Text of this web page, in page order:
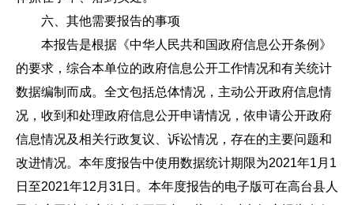
六、其他需要报告的事项
本报告是根据《中华人民共和国政府信息公开条例》
的要求，综合本单位的政府信息公开工作情况和有关统计
数据编制而成。全文包括总体情况，主动公开政府信息情
况，收到和处理政府信息公开申请情况，依申请公开政府
信息情况及相关行政复议、诉讼情况，存在的主要问题和
改进情况。本年度报告中使用数据统计期限为2021年1月1
日至2021年12月31日。本年度报告的电子版可在高台县人